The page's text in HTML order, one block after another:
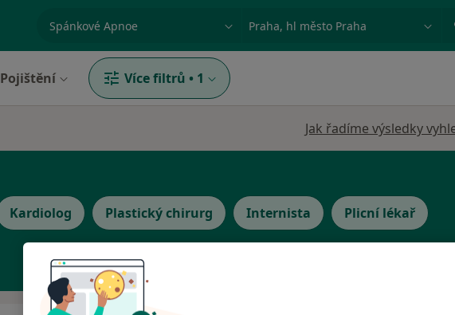
specializace, nemoc nebo příjmení Město nebo region
Pojištění Více filtrů • 1
Jak řadíme výsledky
Kardiolog Plastický chirurg Internista Plicní lékař